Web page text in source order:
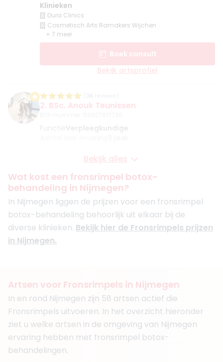
Klinieken
Dura Clinics
Cosmetisch Arts Ramakers Wijchen
+ 7 meer
Boek consult
Bekijk artsprofiel
2. BSc. Anouk Teunissen
Functie Verpleegkundige
Faceland Nijmegen
Visage Clinic
Faceland Den Bosch
Boek consult
Bekijk artsprofiel
Aantal jaar ervaring4 jaar
Klinieken
Faceland Nijmegen
Medea Clinic Venlo
Boek consult
Bekijk alles
Wat kost een fronsrimpel botox-
behandeling in Nijmegen?
In Nijmegen liggen de prijzen voor een fronsrimpel
botox-behandeling behoorlijk uit elkaar bij de
diverse klinieken. Bekijk hier de Fronsrimpels prijzen
in Nijmegen.
Artsen voor Fronsrimpels in Nijmegen
In en rond Nijmegen zijn 58 artsen actief die
Fronsrimpels uitvoeren. In het overzicht hieronder
ziet u welke artsen in de omgeving van Nijmegen
ervaring hebben met fronsrimpel botox-
behandelingen.